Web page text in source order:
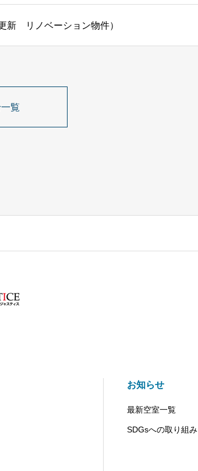
新 リノベーション物件）
覧
お知らせ
最新空室一覧
SDGsへの取り組み